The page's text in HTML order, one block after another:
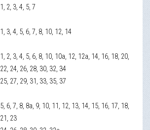
1, 2, 3, 4, 5, 7
1, 3, 4, 5, 6, 7, 8, 10, 12, 14
1, 2, 3, 4, 5, 6, 8, 10, 10а, 12, 12а, 14, 16, 18, 20,
22, 24, 26, 28, 30, 32, 34
25, 27, 29, 31, 33, 35, 37
5, 6, 7, 8, 8а, 9, 10, 11, 12, 13, 14, 15, 16, 17, 18,
21, 23